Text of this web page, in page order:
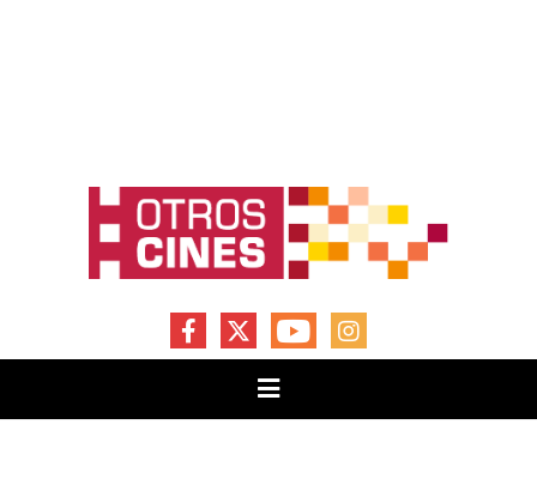
FACEBOOKYOUTUBEINSTAGRAM